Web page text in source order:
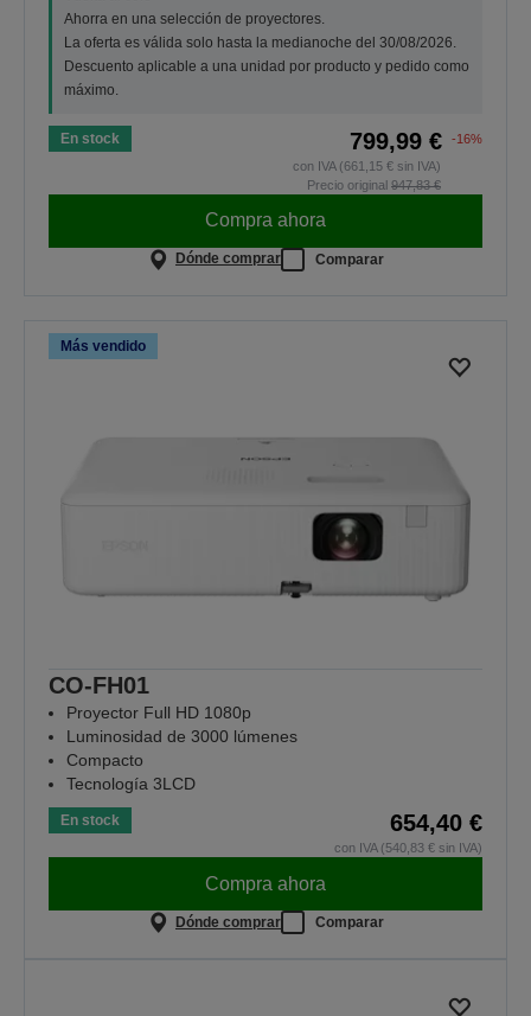
Ahorra en una selección de proyectores.
La oferta es válida solo hasta la medianoche del 30/08/2026.
Descuento aplicable a una unidad por producto y pedido como
máximo.
En stock 799,99 €
-16%
con IVA (661,15 € sin IVA)
Precio original 947,83 €
Compra ahora
Dónde comprar Comparar
Más vendido
CO-FH01
Proyector Full HD 1080p
Luminosidad de 3000 lúmenes
Compacto
Tecnología 3LCD
En stock 654,40 €
con IVA (540,83 € sin IVA)
Compra ahora
Dónde comprar Comparar